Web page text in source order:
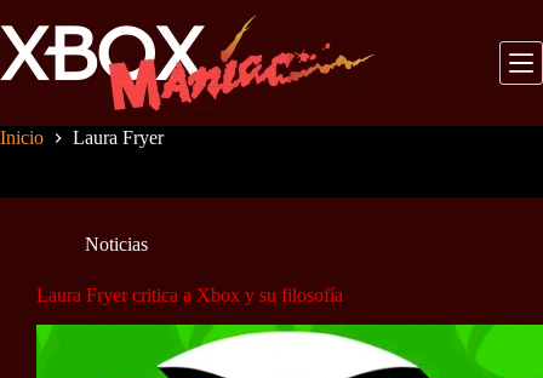
al
contenido
Inicio Laura Fryer
Noticias
Laura Fryer critica a Xbox y su filosofía